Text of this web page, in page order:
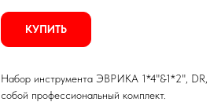
КУПИТЬ
Набор инструмента ЭВРИКА 1*4"&1*2", DR,
собой профессиональный комплект.